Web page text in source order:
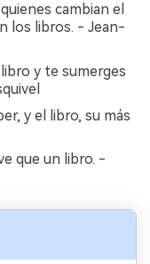
cambian el
los libros. - Jean-
y te sumerges
y el libro, su más
que un libro. -